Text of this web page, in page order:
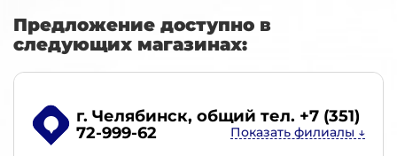
Предложение доступно в
следующих магазинах:
г. Челябинск, общий тел. +7 (351)
72-999-62